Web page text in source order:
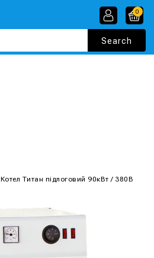
0
Котел Титан підлоговий 90кВт / 380В